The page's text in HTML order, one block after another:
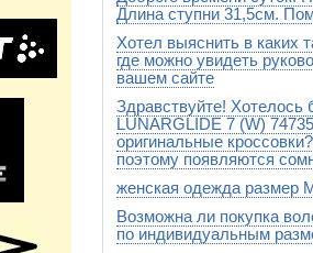
Длина ступни 31,5см.
нам еще надо знать,есть ли
где будете бегать ,на улице
Хотел выяснить в каких
где можно увидеть
вашем сайте
Тайтсы у Asics есть для
Speed Gore,WINDSTOPPER
размерам все стандартно s
52-54
Здравствуйте! Хотелось
LUNARGLIDE 7 (W)
оригинальные
поэтому появляются
Смело можете
женская одежда
Здравствуйте! Размер М -
Возможна ли покупка
по индивидуальным